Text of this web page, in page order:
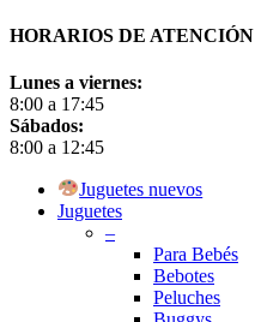
HORARIOS DE ATENCIÓN
Lunes a viernes:
8:00 a 17:45
Sábados:
8:00 a 12:45
Close
Menu
Juguetes nuevos
Juguetes
–
Para Bebés
Bebotes
Peluches